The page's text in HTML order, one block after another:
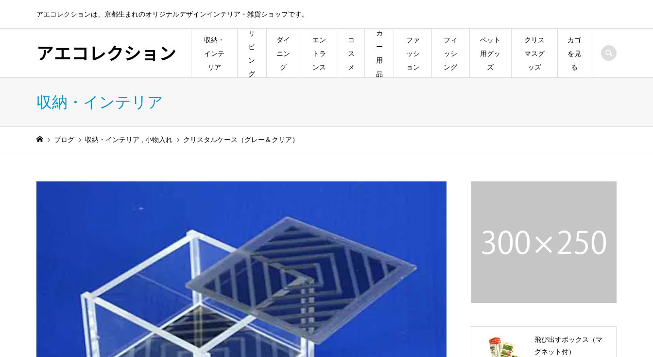
アエコレクションは、京都生まれのオリジナルデザインインテリア・雑貨ショップです。
アエコレクション
収納・
インテ
リア
リ
ビ
ン
グ
ダイ
ニン
グ
エン
トラ
ンス
コ
ス
メ
カ
ー
用
品
ファ
ッシ
ョン
フィ
ッシ
ング
ペット
用グッ
ズ
クリス
マスグ
ッズ
カゴ
を見
る
収納・インテリア
ブログ 収納・インテリア 小物入れ クリスタルケース（グレー＆クリア）
飛び出すボックス（マ
グネット付）